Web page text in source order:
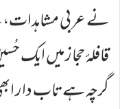
نے عربی
قافلۂ حجاز میں ایک
گرچہ ہے تاب دار